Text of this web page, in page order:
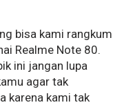
bisa kami rangkum
Realme Note 80.
ini jangan lupa
agar tak
karena kami tak